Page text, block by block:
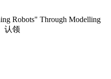
Robots" Through Modelling
认领